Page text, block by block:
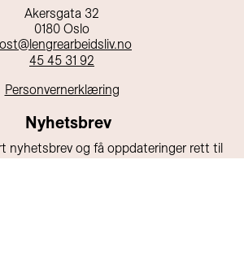
Akersgata 32
0180 Oslo
45 45 31 92
Personvernerklæring
Nyhetsbrev
nyhetsbrev og få oppdateringer rett til